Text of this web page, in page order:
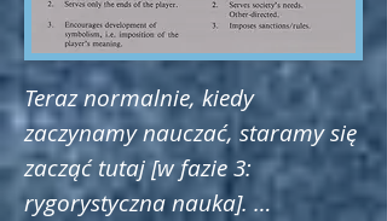
Teraz normalnie, kiedy
zaczynamy nauczać, staramy się
zacząć tutaj [w fazie 3:
rygorystyczna nauka]. …